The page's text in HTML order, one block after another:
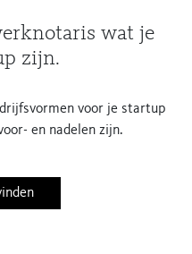
wat je
zijn.
voor je startup
en nadelen zijn.